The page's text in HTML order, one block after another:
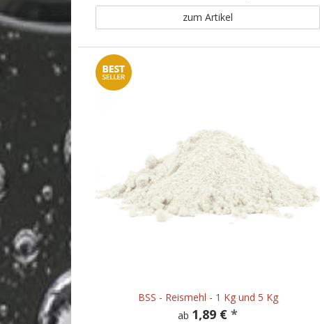
zum Artikel
BSS - Reismehl - 1 Kg und 5 Kg
ab 1,89 € *